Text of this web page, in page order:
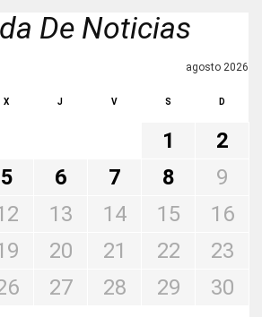
De Noticias
agosto 2026
X J V S D
1
2
5 6 7 8
9
13 14 15
16
20 21 22
23
27 28 29
30